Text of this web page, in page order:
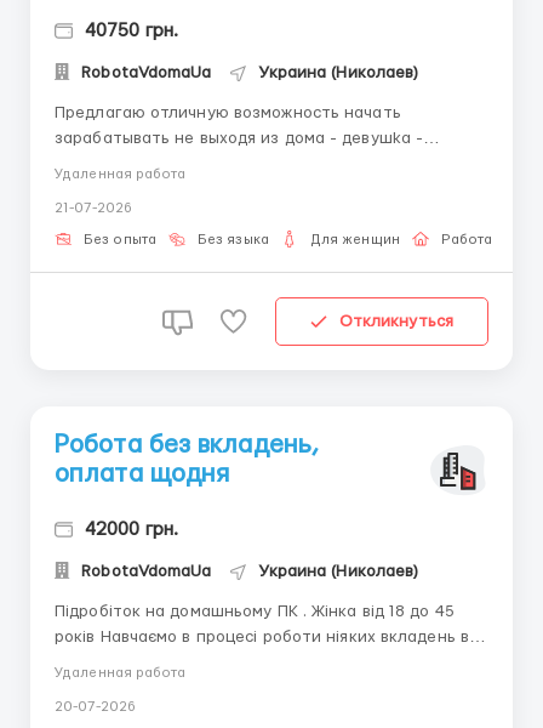
40750 грн.
RobotaVdomaUa Украина (Николаев)
Предлагаю отличную возможность начать
зарабатывать не выходя из дома - дeвушka -
Возраст от 18-45 лет - Уверенный пользователь ПК
обучению - Желание работать - Усидчивость -
обязательно Обязанности: - Написание небольших
Удаленная работа
21-07-2026
Без опыта Без языка Для женщин Работа
Откликнуться
Робота без вкладень,
оплата щодня
42000 грн.
RobotaVdomaUa Украина (Николаев)
Підробіток на домашньому ПК . Жінка від 18 до 45
років Навчаємо в процесі роботи ніяких вкладень від
Вас не потрібно. Наявність ноутбука або комп'ютера
комунікабельність і звичайно - бажання працювати.
Удаленная работа
20-07-2026